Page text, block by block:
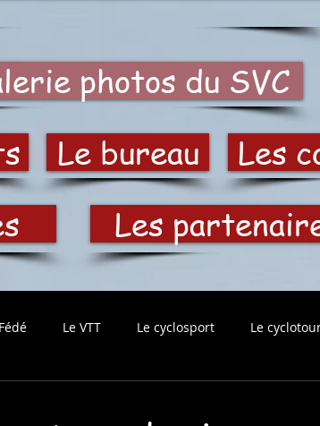
photos du SVC
Le bureau
Les
Les
Le VTT Le cyclosport Le